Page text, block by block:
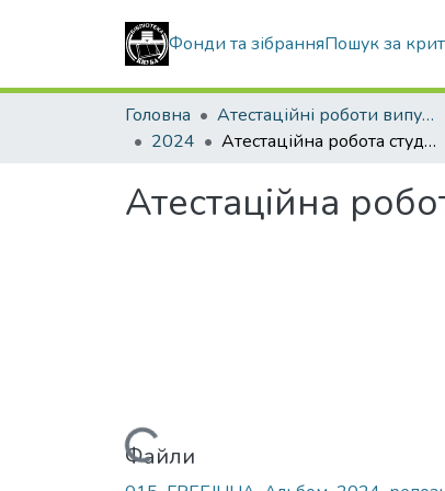
Фонди та зібранняПошук за
Головна Атестаційні роботи випускників
2024
Атестаційна робота студентки Гребінної Анастасії Сергіївни
Атестаційна
Файли